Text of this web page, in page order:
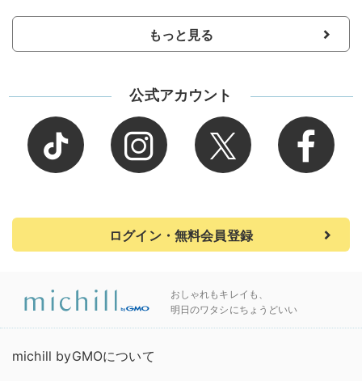
もっと見る
公式アカウント
ログイン・無料会員登録
おしゃれもキレイも、
明日のワタシにちょうどいい
michill byGMOについて